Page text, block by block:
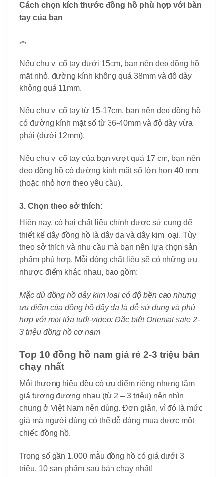
Cách chọn kích thước đồng hồ phù hợp với bàn
tay của bạn
︽
Nếu chu vi cổ tay dưới 15cm, bạn nên đeo đồng hồ
mặt nhỏ, đường kính không quá 38mm và độ dày
không quá 11mm.
Nếu chu vi cổ tay từ 15-17cm, bạn nên đeo đồng hồ
có đường kính mặt số từ 36-40mm và độ dày vừa
phải (dưới 12mm).
Nếu chu vi cổ tay của bạn vượt quá 17 cm, bạn nên
đeo đồng hồ có đường kính mặt số lớn hơn 40 mm
(hoặc nhỏ hơn theo yêu cầu).
3. Chọn theo sở thích:
Hiện nay, có hai chất liệu chính được sử dụng để
thiết kế dây đồng hồ là dây da và dây kim loại. Tùy
theo sở thích và nhu cầu mà bạn nên lựa chọn sản
phẩm phù hợp. Mỗi dòng chất liệu sẽ có những ưu
nhược điểm khác nhau, bao gồm:
Mặc dù đồng hồ dây kim loại có độ bền cao nhưng
ưu điểm của đồng hồ dây da là dễ sử dụng và phù
hợp với mọi lứa tuổi-video: Đặc biệt Oriental sale 2-
3 triệu đồng hồ cơ nam
Top 10 đồng hồ nam giá rẻ 2-3 triệu bán
chạy nhất
Mỗi thương hiệu đều có ưu điểm riêng nhưng tầm
giá tương đương nhau (từ 2 – 3 triệu) nên nhìn
chung ở Việt Nam nên dùng. Đơn giản, vì đó là mức
giá mà người dùng có thể dễ dàng mua được một
chiếc đồng hồ.
Trong số gần 1.000 mẫu đồng hồ có giá dưới 3
triệu, 10 sản phẩm sau bán chạy nhất!